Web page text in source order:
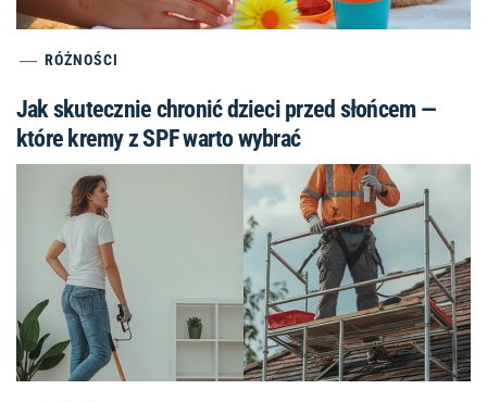
RÓŻNOŚCI
Jak skutecznie chronić dzieci przed słońcem —
które kremy z SPF warto wybrać